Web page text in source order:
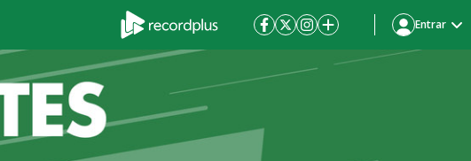
Entrar